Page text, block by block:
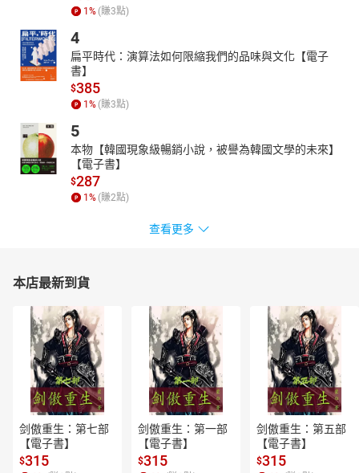
-有基本程式基礎，想自學使用雲端運算
-對 Micorsoft Azure 有興趣的學生、新手工程師
-已有雲端經驗但還不熟悉 Micorsoft Azrue
【專業推薦】
本書涵蓋雲端運算的概念與型態、技術實作、趨勢應用與產品實
務，作者以自學累積的知識與實務經驗，結合了現行趨勢應用的聊
天機器人，一步步帶你進入雲端世界。無論是對雲服務有興趣者，
抑或是新踏入雲世界的你，透過本書將讓你更了解如何善用
Microsoft Azure 設計屬於自己的應用程式!
----張沛晴 / Microsoft One Commercial Partner Marketing Assistant
1 % (賺3點)
4
扁平時代：演算法如何限縮我們的品味與文化【電子
書】
$385
1 % (賺3點)
5
本物【韓國現象級暢銷小說，被譽為韓國文學的未來】
【電子書】
$287
1 % (賺2點)
查看更多
本店最新到貨
剑傲重生：第七部
【電子書】
$315
剑傲重生：第一部
【電子書】
$315
剑傲重生：第五部
【電子書】
$315